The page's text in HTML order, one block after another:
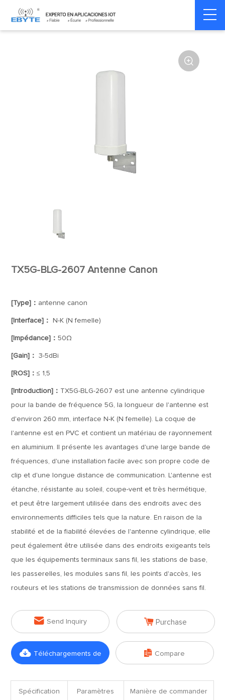
Home > Accessoires > Antenna

TX5G-BLG-2607 Antenne Canon
[Type]： antenne canon
[Interface]： N-K (N femelle)
[Impédance]：50Ω
[Gain]： 3-5dBi
[ROS]：≤ 1,5
[Introduction]： TX5G-BLG-2607 est une antenne cylindrique
pour la bande de fréquence 5G, la longueur de l'antenne est
d'environ 260 mm, interface N-K (N femelle). La coque de
l'antenne est en PVC et contient un matériau de rayonnement
en aluminium. Il présente les avantages d'une large bande de
fréquences, d'une installation facile avec son propre code de
clip et d'une longue distance de communication. L'antenne est
étanche, résistante au soleil, coupe-vent et très hermétique,
et peut être largement utilisée dans des endroits avec des
environnements difficiles tels que la nature. En raison de la
stabilité et de la fiabilité élevées de l'antenne cylindrique, elle
peut également être utilisée dans des endroits exigeants tels
que les équipements terminaux sans fil, les stations de base,
les passerelles, les modules sans fil, les points d'accès, les
routeurs et les stations de transmission de données sans fil.
 Send Inquiry  Purchase
 Téléchargements de  Compare
Spécification Paramètres Manière de commander